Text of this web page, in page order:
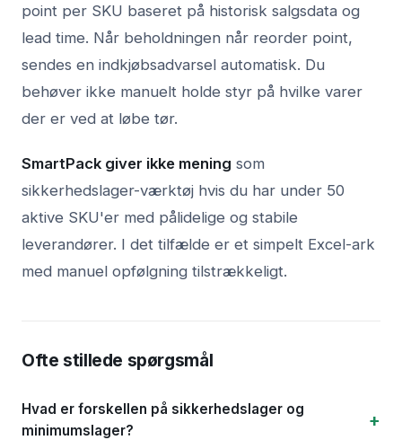
point per SKU baseret på historisk salgsdata og
lead time. Når beholdningen når reorder point,
sendes en indkjøbsadvarsel automatisk. Du
behøver ikke manuelt holde styr på hvilke varer
der er ved at løbe tør.
SmartPack giver ikke mening som
sikkerhedslager-værktøj hvis du har under 50
aktive SKU'er med pålidelige og stabile
leverandører. I det tilfælde er et simpelt Excel-ark
med manuel opfølgning tilstrækkeligt.
Ofte stillede spørgsmål
Hvad er forskellen på sikkerhedslager og
minimumslager?